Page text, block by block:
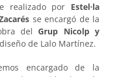
realizado por Estel·la
se encargó de la
delGrup Nicolp y
de Lalo Martínez.
encargado de la